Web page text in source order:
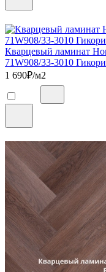
Кварцевый ламинат
71W908/33-3010
1 690₽/м2